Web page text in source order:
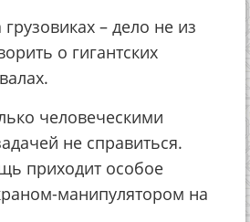
– дело не из
о гигантских
человеческими
не справиться.
приходит особое
манипулятором на